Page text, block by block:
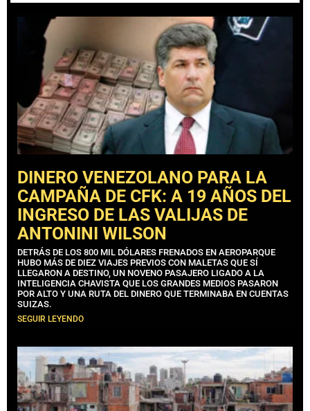
DINERO VENEZOLANO PARA LA
CAMPAÑA DE CFK: A 19 AÑOS DEL
INGRESO DE LAS VALIJAS DE
ANTONINI WILSON
DETRÁS DE LOS 800 MIL DÓLARES FRENADOS EN AEROPARQUE
HUBO MÁS DE DIEZ VIAJES PREVIOS CON MALETAS QUE SÍ
LLEGARON A DESTINO, UN NOVENO PASAJERO LIGADO A LA
INTELIGENCIA CHAVISTA QUE LOS GRANDES MEDIOS PASARON
POR ALTO Y UNA RUTA DEL DINERO QUE TERMINABA EN CUENTAS
SUIZAS.
SEGUIR LEYENDO